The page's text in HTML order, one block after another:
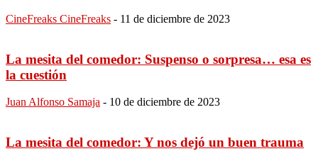
CineFreaks CineFreaks - 11 de diciembre de 2023
La mesita del comedor: Suspenso o sorpresa… esa es
la cuestión
Juan Alfonso Samaja - 10 de diciembre de 2023
La mesita del comedor: Y nos dejó un buen trauma